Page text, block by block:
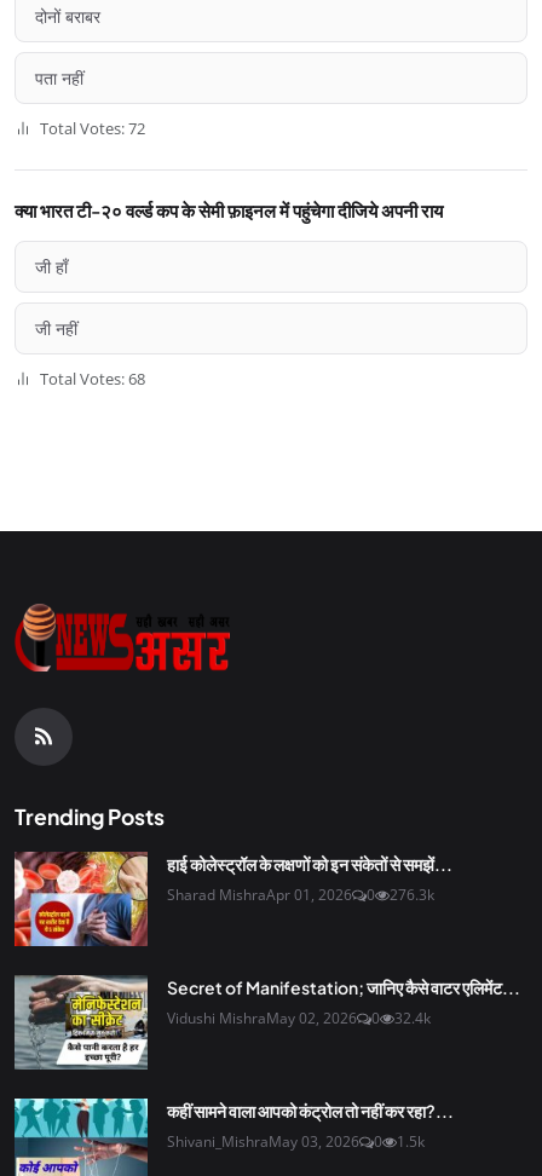
दोनों बराबर
पता नहीं
Total Votes: 72
क्या भारत टी-२० वर्ल्ड कप के सेमी फ़ाइनल में पहुंचेगा दीजिये अपनी राय
जी हाँ
जी नहीं
Total Votes: 68
Trending Posts
हाई कोलेस्ट्रॉल के लक्षणों को इन संकेतों से समझें...
Sharad MishraApr 01, 2026 0 276.3k
Secret of Manifestation; जानिए कैसे वाटर एलिमेंट...
Vidushi MishraMay 02, 2026 0 32.4k
कहीं सामने वाला आपको कंट्रोल तो नहीं कर रहा?...
Shivani_MishraMay 03, 2026 0 1.5k